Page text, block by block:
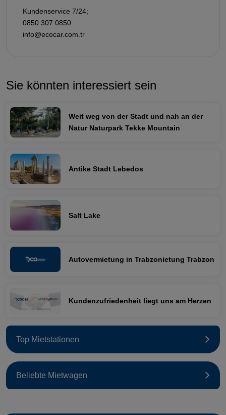
Kundenservice 7/24;
0850 307 0850
info@ecocar.com.tr
Sie könnten interessiert sein
Weit weg von der Stadt und nah an der
Natur Naturpark Tekke Mountain
Antike Stadt Lebedos
Salt Lake
Autovermietung in Trabzonietung Trabzon
Kundenzufriedenheit liegt uns am Herzen
Top Mietstationen
Beliebte Mietwagen